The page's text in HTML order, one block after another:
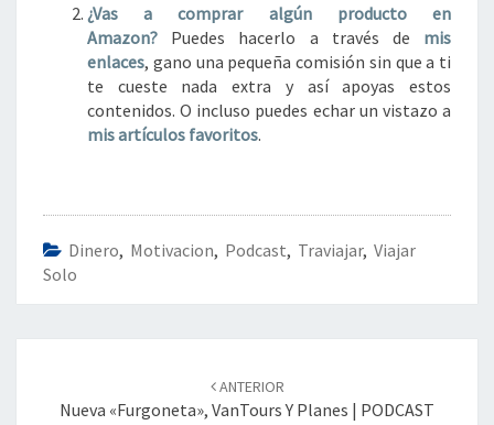
¿Vas a comprar algúnproducto en
Amazon? Puedes hacerlo a través de mis
enlaces, gano una pequeña comisión sin que a ti
te cueste nada extra y así apoyas estos
contenidos. O incluso puedes echar un vistazo a
mis artículos favoritos.
Dinero, Motivacion, Podcast, Traviajar, Viajar
Solo
entradas
ANTERIOR
Nueva «furgoneta», VanTours Y Planes | PODCAST